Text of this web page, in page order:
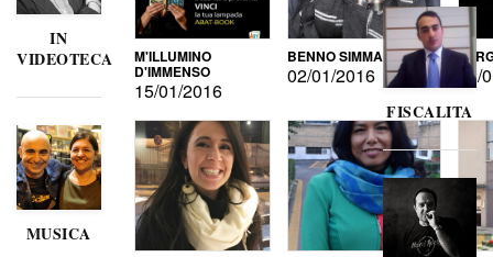
IN
VIDEOTECA
MUSICA
M'ILLUMINO
D'IMMENSO
15/01/2016
BENNO SIMMA
02/01/2016
FISCALITA